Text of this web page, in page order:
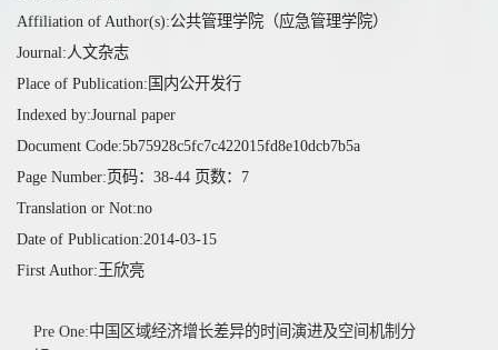
Affiliation of Author(s):公共管理学院（应急管理学院）
Journal:人文杂志
Place of Publication:国内公开发行
Indexed by:Journal paper
Document Code:5b75928c5fc7c422015fd8e10dcb7b5a
Page Number:页码：38-44 页数：7
Translation or Not:no
Date of Publication:2014-03-15
First Author:王欣亮
Pre One:中国区域经济增长差异的时间演进及空间机制分